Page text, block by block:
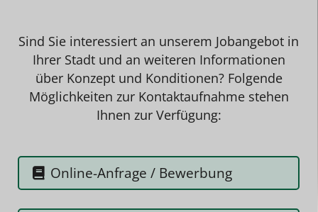
Sind Sie interessiert an unserem Jobangebot in
Ihrer Stadt und an weiteren Informationen
über Konzept und Konditionen? Folgende
Möglichkeiten zur Kontaktaufnahme stehen
Ihnen zur Verfügung:
Online-Anfrage / Bewerbung